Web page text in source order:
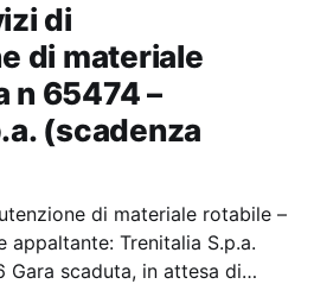
di
di materiale
n 65474 –
(scadenza
di materiale rotabile –
appaltante: Trenitalia S.p.a.
Gara scaduta, in attesa di